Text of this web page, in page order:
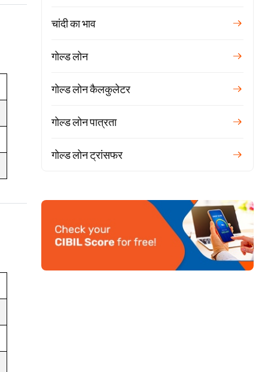
चांदी का भाव
गोल्ड लोन
गोल्ड लोन कैलकुलेटर
गोल्ड लोन पात्रता
गोल्ड लोन ट्रांसफर